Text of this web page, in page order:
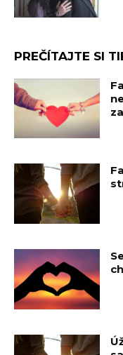
PREČÍTAJTE SI